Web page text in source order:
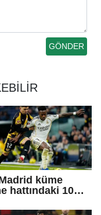
küme
hattındaki 10
yıktı